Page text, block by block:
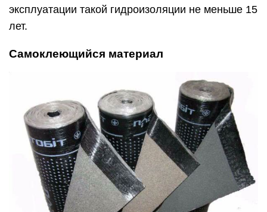
эксплуатации такой гидроизоляции не меньше 15
лет.
Самоклеющийся материал